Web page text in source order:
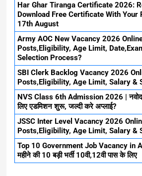
Har Ghar Tiranga Certificate 2026:
Download Free Certificate With Your
17th August
Army AOC New Vacancy 2026
Posts,Eligibility, Age Limit,
Selection Process?
SBI Clerk Backlog Vacancy 2026
Posts,Eligibility, Age Limit, Salary &
NVS Class 6th Admission 2026 | नवोदय
लिए एडमिशन शुरू, जल्दी करे अप्लाई?
JSSC Inter Level Vacancy 2026
Posts,Eligibility, Age Limit, Salary &
Top 10 Government Job Vacancy in
महीने की 10 बड़ी भर्ती 10वी,12वी पास के लिए